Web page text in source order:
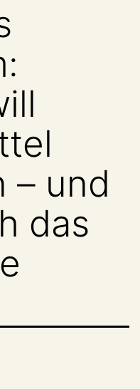
– und
das